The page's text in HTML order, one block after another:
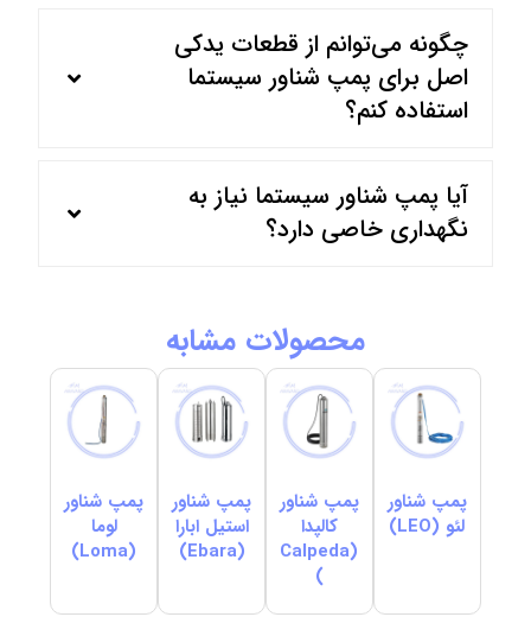
چگونه می‌توانم از قطعات یدکی
اصل برای پمپ شناور سیستما
استفاده کنم؟
آیا پمپ شناور سیستما نیاز به
نگهداری خاصی دارد؟
محصولات مشابه
پمپ شناور
لئو (LEO)
پمپ شناور
کالپدا
(Calpeda
)
پمپ شناور
استیل ابارا
(Ebara)
پمپ شناور
لوما
(Loma)